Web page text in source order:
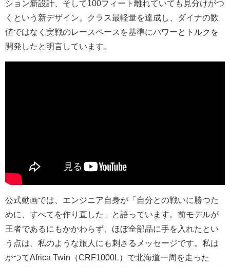
ション新設計、そして100フィート離れていても見分けがつ
くという新デザイン。クラス最軽量を達成し、ダイナの数
値ではなく実戦のレースペースを基準にパワーとトルクを
開発したと明言しています。
公式動画では、エンジニア自身が「自分との戦いに勝つた
めに、すべてを作り直した」と語っています。前モデルが
王者であるにもかかわらず、ほぼ全部品に手を入れたとい
う点は、私のような旅人にも刺さるメッセージです。私は
かつてAfrica Twin（CRF1000L）で北海道一周を走った